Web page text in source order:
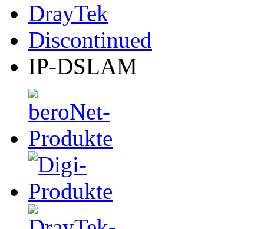
DrayTek
Discontinued
IP-DSLAM